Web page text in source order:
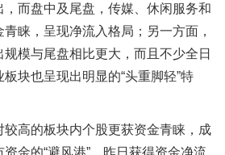
而盘中及尾盘，传媒、休闲服务和
睐，呈现净流入格局；另一方面，
模与尾盘相比更大，而且不少全日
块也呈现出明显的“头重脚轻”特
较高的板块内个股更获资金青睐，成
金的“避风港”。昨日获得资金净流